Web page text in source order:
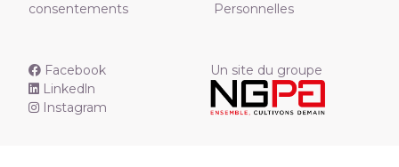
consentements
Personnelles
Facebook
Linkedln
Instagram
Un site du groupe